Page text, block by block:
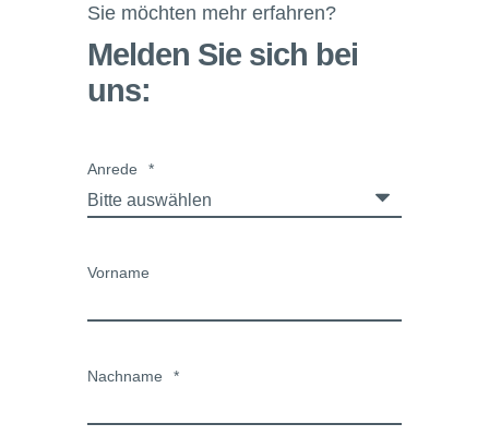
Sie möchten mehr erfahren?
Melden Sie sich bei
uns:
Anrede *
Vorname
Nachname *